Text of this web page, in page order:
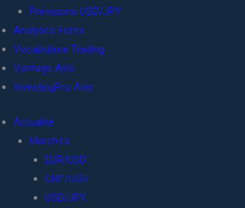
Prévisions USD/JPY
Analyses Forex
Vocabulaire Trading
Vantage Avis
InvestingPro Avis
Actualité
Marchés
EUR/USD
GBP/USD
USD/JPY